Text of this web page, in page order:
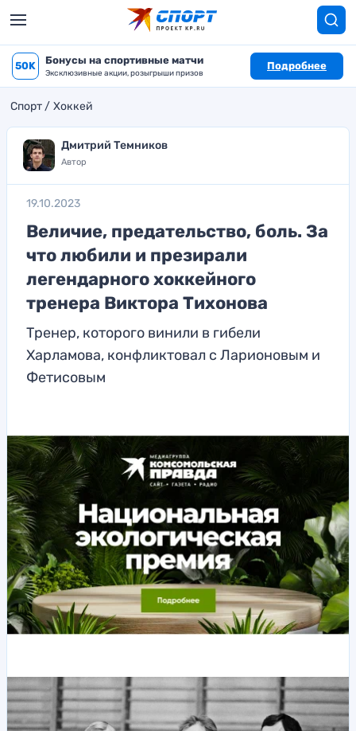
50K Бонусы на спортивные матчи
Эксклюзивные акции, розыгрыши призов
Подробнее
Спорт Хоккей
Дмитрий Темников
Автор
19.10.2023
Величие, предательство, боль. За
что любили и презирали
легендарного хоккейного
тренера Виктора Тихонова
Тренер, которого винили в гибели
Харламова, конфликтовал с Ларионовым и
Фетисовым